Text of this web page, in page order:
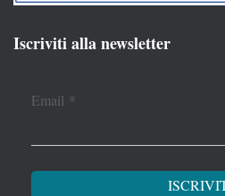
Iscriviti alla newsletter
Email *